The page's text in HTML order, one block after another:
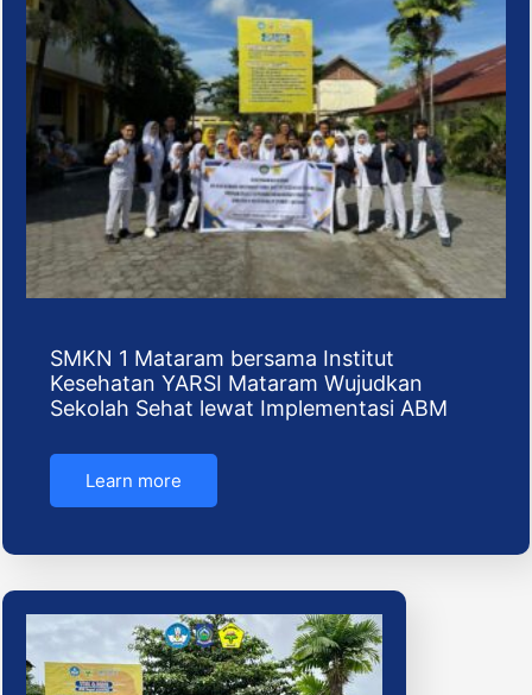
SMKN 1 Mataram bersama Institut
Kesehatan YARSI Mataram Wujudkan
Sekolah Sehat lewat Implementasi ABM
Learn more